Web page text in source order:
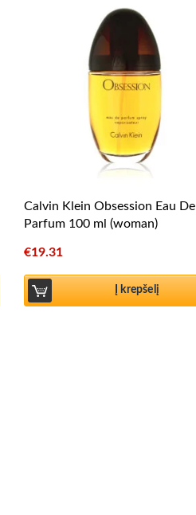
Calvin Klein Obsession Eau De
Parfum 100 ml (woman)
€19.31
Į krepšelį